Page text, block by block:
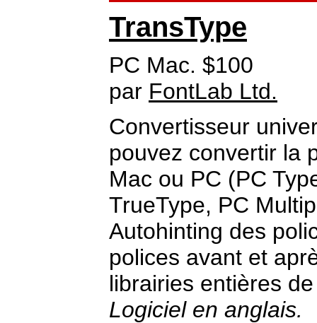
TransType
PC Mac. $100
par FontLab Ltd.
Convertisseur
pouvez convertir la
Mac ou PC (PC
TrueType, PC
Autohinting des
polices avant et
librairies entières
Logiciel en anglais.